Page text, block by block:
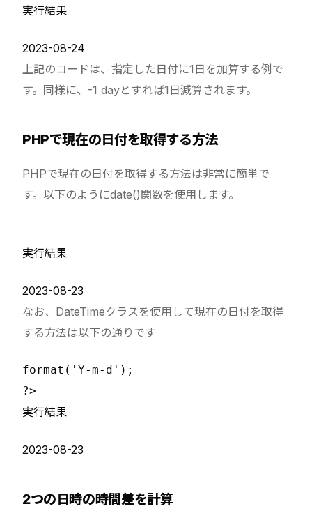
実行結果
2023-08-24
上記のコードは、指定した日付に1日を加算する例で
す。同様に、-1 dayとすれば1日減算されます。
PHPで現在の日付を取得する方法
PHPで現在の日付を取得する方法は非常に簡単で
す。以下のようにdate()関数を使用します。
実行結果
2023-08-23
なお、DateTimeクラスを使用して現在の日付を取得
する方法は以下の通りです
format('Y-m-d');
実行結果
2023-08-23
2つの日時の時間差を計算